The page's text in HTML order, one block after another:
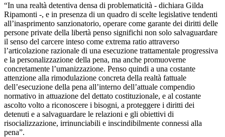
“In una realtà detentiva densa di problematicità - dichiara Gilda
Ripamonti -, e in presenza di un quadro di scelte legislative tendenti
all’inasprimento sanzionatorio, operare come garante dei diritti delle
persone private della libertà penso significhi non solo salvaguardare
il senso del carcere inteso come extrema ratio attraverso
l’articolazione razionale di una esecuzione trattamentale progressiva
e la personalizzazione della pena, ma anche promuoverne
concretamente l’umanizzazione. Penso quindi a una costante
attenzione alla rimodulazione concreta della realtà fattuale
dell’esecuzione della pena all’interno dell’attuale compendio
normativo in attuazione del dettato costituzionale, e al costante
ascolto volto a riconoscere i bisogni, a proteggere i diritti dei
detenuti e a salvaguardare le relazioni e gli obiettivi di
risocializzazione, irrinunciabili e inscindibilmente connessi alla
pena”.